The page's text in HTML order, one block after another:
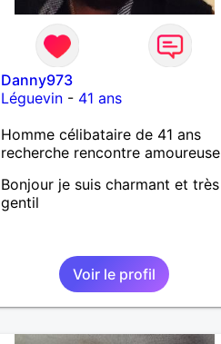
Danny973
Léguevin- 41 ans
Homme célibataire de 41 ans
recherche rencontre amoureuse
Bonjour je suis charmant et très
gentil
Voir le profil